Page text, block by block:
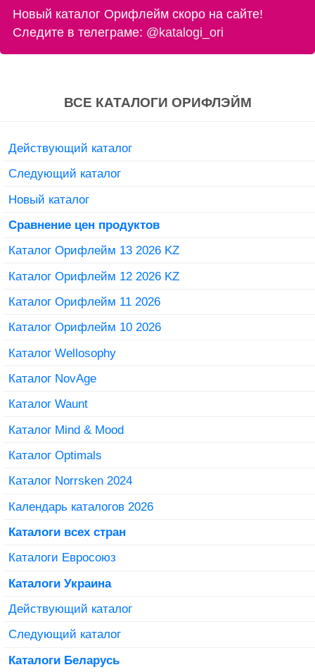
Новый каталог Орифлейм скоро на сайте!
Следите в телеграме: @katalogi_ori
ВСЕ КАТАЛОГИ ОРИФЛЭЙМ
Действующий каталог
Следующий каталог
Новый каталог
Сравнение цен продуктов
Каталог Орифлейм 13 2026 KZ
Каталог Орифлейм 12 2026 KZ
Каталог Орифлейм 11 2026
Каталог Орифлейм 10 2026
Каталог Wellosophy
Каталог NovAge
Каталог Waunt
Каталог Mind & Mood
Каталог Optimals
Каталог Norrsken 2024
Календарь каталогов 2026
Каталоги всех стран
Каталоги Евросоюз
Каталоги Украина
Действующий каталог
Следующий каталог
Каталоги Беларусь